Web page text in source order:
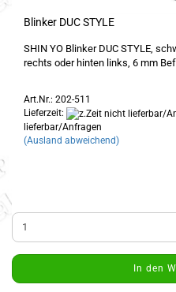
Blinker DUC STYLE
SHIN YO Blinker DUC STYLE,
rechts oder hinten links, 6 mm
Art.Nr.: 202-511
Lieferzeit:
lieferbar/Anfragen
(Ausland abweichend)
In den